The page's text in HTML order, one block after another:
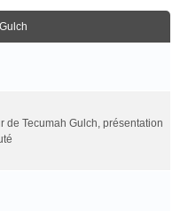
de Tecumah Gulch, présentation